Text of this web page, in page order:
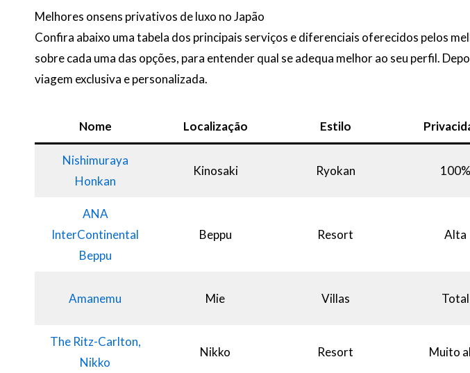
Melhores onsens privativos de luxo no Japão
Confira abaixo uma tabela dos principais serviços e diferenciais oferecidos pelos
sobre cada uma das opções, para entender qual se adequa melhor ao seu perfil.
viagem exclusiva e personalizada.
Nome Localização Estilo
Nishimuraya
Honkan
Kinosaki Ryokan 100%
ANA
InterContinental
Beppu
Beppu Resort Alta
Amanemu Mie Villas Total
The Ritz-Carlton,
Nikko
Nikko Resort Muito